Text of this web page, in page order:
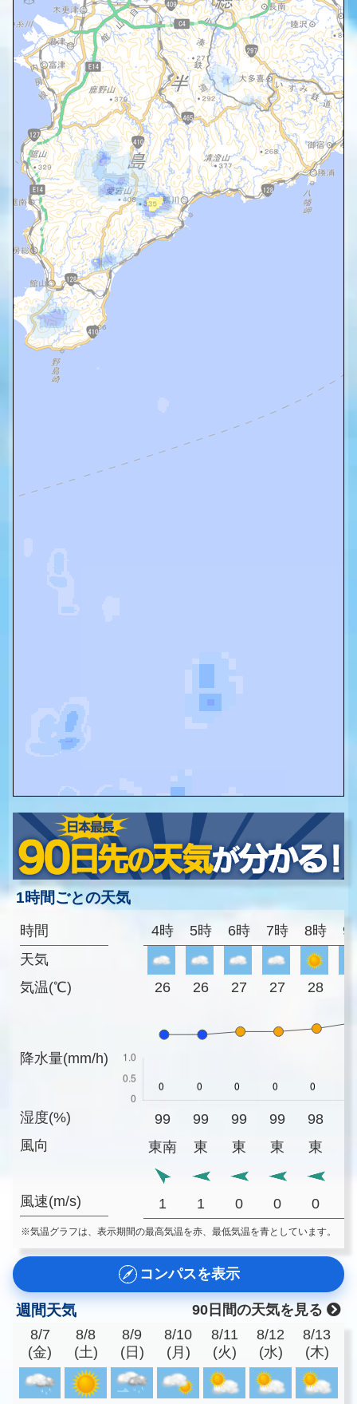
1時間ごとの天気
時間
天気
気温(℃)
降水量(mm/h)
湿度(%)
風向
風速(m/s)
4時 5時 6時 7時 8時 9
26 26 27 27 28
99 99 99 99 98
東南
東 東 東 東
1 1 0 0 0
※気温グラフは、表示期間の最高気温を赤、最低気温を青としています。
コンパスを表示
週間天気
90日間の天気を見る
8/7
(金)
8/8
(土)
8/9
(日)
8/10
(月)
8/11
(火)
8/12
(水)
8/13
(木)